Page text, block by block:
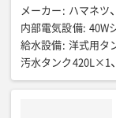
メーカー : ハマネツ
内部電気設備: 40W
給水設備: 洋式用タ
汚水タンク420L×1
2270
全高(mm):
簡易水洗小便器 足